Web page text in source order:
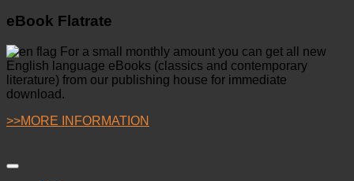
eBook Flatrate
For a small monthly amount you can get all new
English language eBooks (classics and contemporary
literature) from our publishing house for immediate
download.
>>MORE INFORMATION